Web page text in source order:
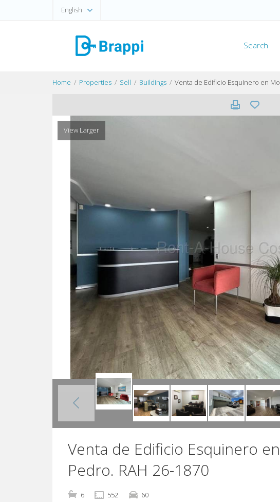
English
Search
Home Properties Sell Buildings Venta de Edificio Esquinero en
View Larger
Venta de Edificio Esquinero
Pedro. RAH 26-1870
6 552 60